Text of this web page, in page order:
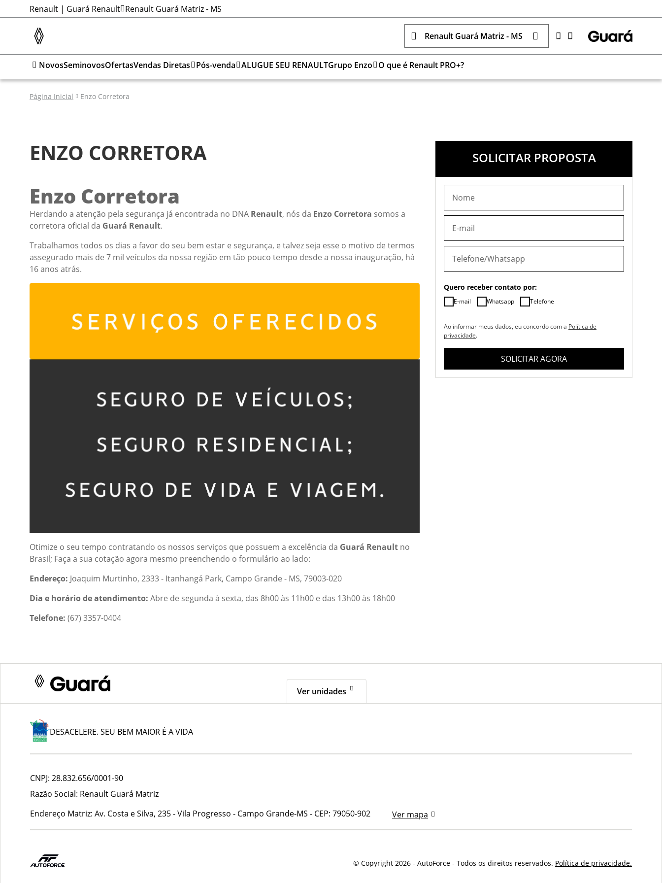
Renault | Guará Renault Renault Guará Matriz - MS
Renault Guará Matriz - MS
NovosSeminovosOfertasVendas Diretas Pós-venda ALUGUE SEU RENAULTGrupo Enzo O que é Renault PRO+?
Página Inicial Enzo Corretora
ENZO CORRETORA
Enzo Corretora
Herdando a atenção pela segurança já encontrada no DNA Renault, nós da Enzo Corretora somos a
corretora oficial da Guará Renault.
Trabalhamos todos os dias a favor do seu bem estar e segurança, e talvez seja esse o motivo de termos
assegurado mais de 7 mil veículos da nossa região em tão pouco tempo desde a nossa inauguração, há
16 anos atrás.
Otimize o seu tempo contratando os nossos serviços que possuem a excelência da Guará Renault no
Brasil; Faça a sua cotação agora mesmo preenchendo o formulário ao lado:
Endereço: Joaquim Murtinho, 2333 - Itanhangá Park, Campo Grande - MS, 79003-020
Dia e horário de atendimento: Abre de segunda à sexta, das 8h00 às 11h00 e das 13h00 às 18h00
Telefone: (67) 3357-0404
SOLICITAR PROPOSTA
Quero receber contato por:
E-mail Whatsapp Telefone
Ao informar meus dados, eu concordo com a Política de
privacidade.
SOLICITAR AGORA
Ver unidades
DESACELERE. SEU BEM MAIOR É A VIDA
CNPJ: 28.832.656/0001-90
Razão Social: Renault Guará Matriz
Endereço Matriz: Av. Costa e Silva, 235 - Vila Progresso - Campo Grande-MS - CEP: 79050-902 Ver mapa
© Copyright 2026 - AutoForce - Todos os direitos reservados. Política de privacidade.